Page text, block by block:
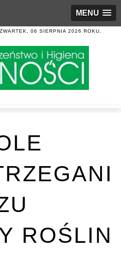
MENU
06 SIERPNIA 2026 ROKU.
ROŚLIN